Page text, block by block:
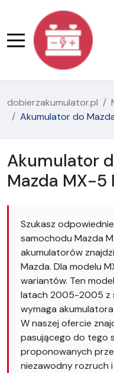
dobierzakumulator.pl
Akumulator do
Akumulator
Mazda MX-
Szukasz
samochodu Mazda
akumulatorów
Mazda. Dla modelu
wariantów. Ten
latach 2005-2005 z
wymaga
W naszej ofercie
pasującego do tego
proponowanych
niezawodny rozruch